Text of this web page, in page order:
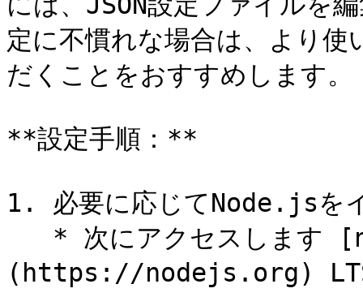
定に不慣れな場合は、より
だくことをおすすめします。
**設定手順：**
1. 必要に応じてNode.jsを
(https://nodejs.org) LTS